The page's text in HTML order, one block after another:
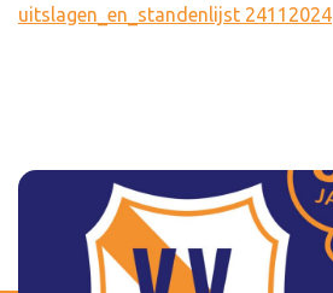
uitslagen_en_standenlijst 24112024